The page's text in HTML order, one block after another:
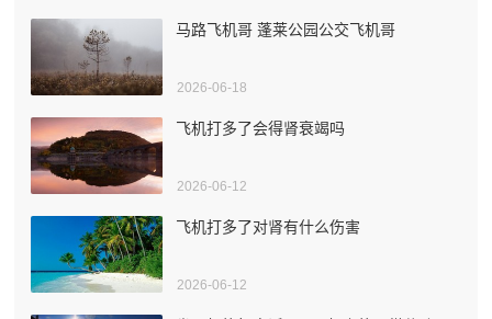
马路飞机哥 蓬莱公园公交飞机哥
2026-06-18
飞机打多了会得肾衰竭吗
2026-06-12
飞机打多了对肾有什么伤害
2026-06-12